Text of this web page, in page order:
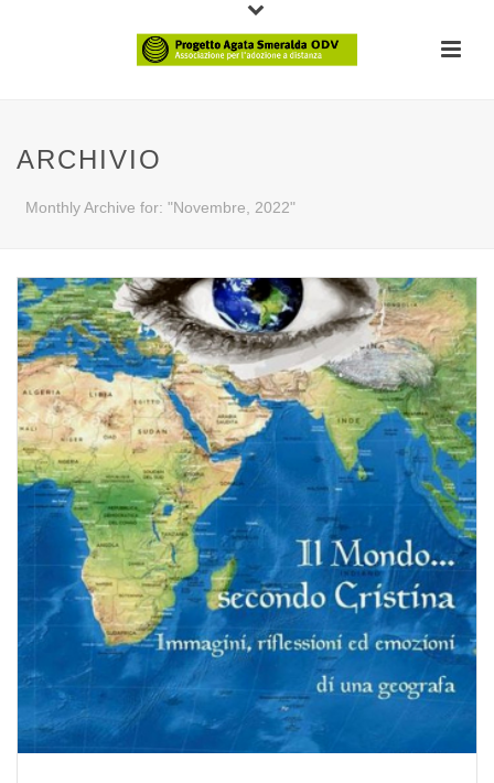
ARCHIVIO
Monthly Archive for: "Novembre, 2022"